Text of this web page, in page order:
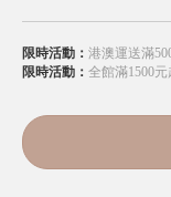
限時活動： 港澳運送滿
限時活動： 全館滿1500